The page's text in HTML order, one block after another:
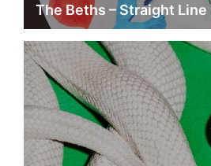
The Beths – Straight Line